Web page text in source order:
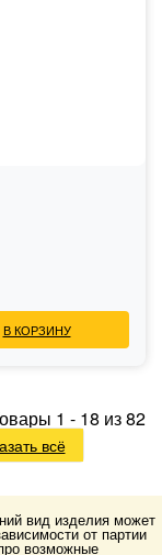
В КОРЗИНУ
1 - 18 из82
всё
вид изделия может
от партии
возможные